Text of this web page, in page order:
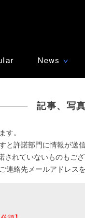
News ∨
記事、写
す。
と許諾部門に情報が送
されていないものもご
連絡先メールアドレス